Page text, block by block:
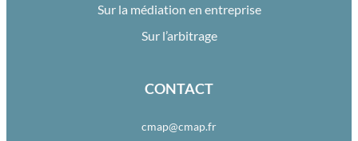
Sur la médiation en entreprise
Sur l’arbitrage
CONTACT
cmap@cmap.fr